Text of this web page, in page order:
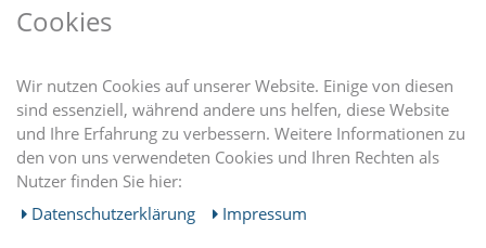
EINKAUFEN
MEIN KONTO
Cookies
Wir nutzen Cookies auf unserer Website. Einige von diesen
sind essenziell, während andere uns helfen, diese Website
und Ihre Erfahrung zu verbessern. Weitere Informationen zu
den von uns verwendeten Cookies und Ihren Rechten als
Nutzer finden Sie hier:
Daten­schutz­erklärung
Impressum